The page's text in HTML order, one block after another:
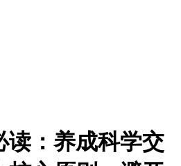
读：养成科学交